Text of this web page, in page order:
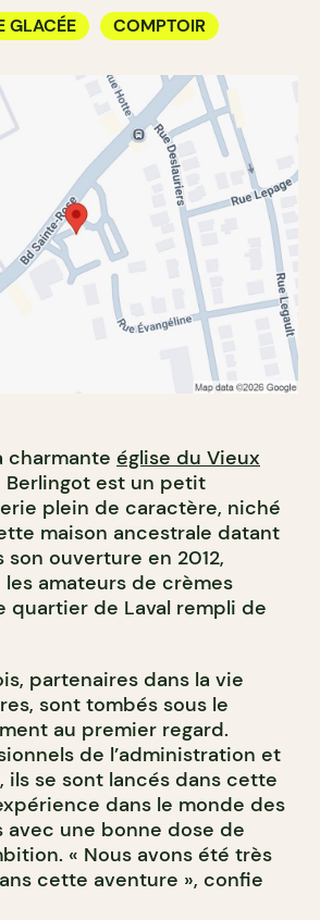
GLACÉE COMPTOIR
charmante église du Vieux
Berlingot est un petit
plein de caractère, niché
maison ancestrale datant
son ouverture en 2012,
les amateurs de crèmes
quartier de Laval rempli de
partenaires dans la vie
sont tombés sous le
au premier regard.
de l’administration et
ils se sont lancés dans cette
dans le monde des
avec une bonne dose de
« Nous avons été très
cette aventure », confie